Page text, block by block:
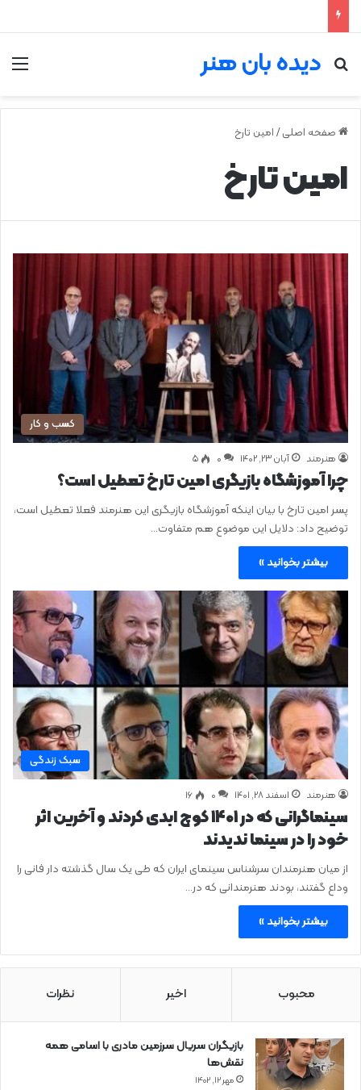
دیده بان هنر
جستجو برای
صفحه اصلی / امین تارخ
امین تارخ
کسب و کار
هنرمند آبان ۲۳, ۱۴۰۲ 0 ۵
چرا آموزشگاه بازیگری امین تارخ تعطیل است؟
پسر امین تارخ با بیان اینکه آموزشگاه بازیگری این هنرمند فعلا تعطیل است،
توضیح داد: دلایل این موضوع هم متفاوت…
بیشتر بخوانید »
سبک زندگی
هنرمند اسفند ۲۸, ۱۴۰۱ 0 ۱۶
سینماگرانی که در 1401 کوچ ابدی کردند و آخرین اثر
خود را در سینما ندیدند
از میان هنرمندان سرشناس سینمای ایران که طی یک سال گذشته دار فانی را
وداع گفتند، بودند هنرمندانی که در…
بیشتر بخوانید »
محبوب اخیر نظرات
بازیگران سریال سرزمین مادری با اسامی همه
نقش‌ها
مهر ۱۲, ۱۴۰۲